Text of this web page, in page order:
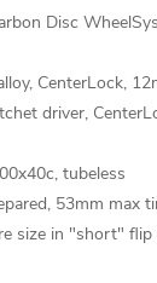
Disc
CenterLock,
driver,
tubeless
53mm max
size in "short"